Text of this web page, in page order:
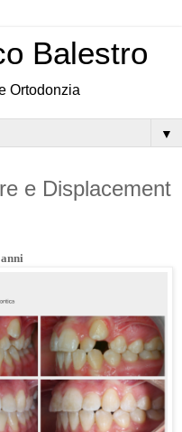
Balestro
Ortodonzia
▼
e Displacement